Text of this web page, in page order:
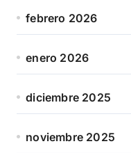
febrero 2026
enero 2026
diciembre 2025
noviembre 2025